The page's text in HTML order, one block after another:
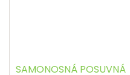
SAMONOSNÁ POSUVNÁ